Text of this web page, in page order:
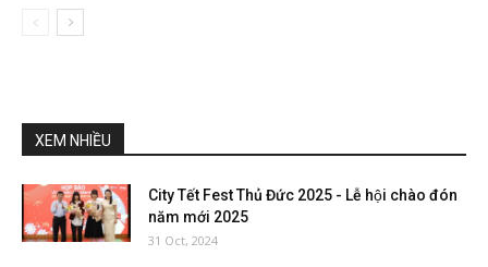
XEM NHIỀU
City Tết Fest Thủ Đức 2025 - Lễ hội chào đón
năm mới 2025
31 Oct, 2024